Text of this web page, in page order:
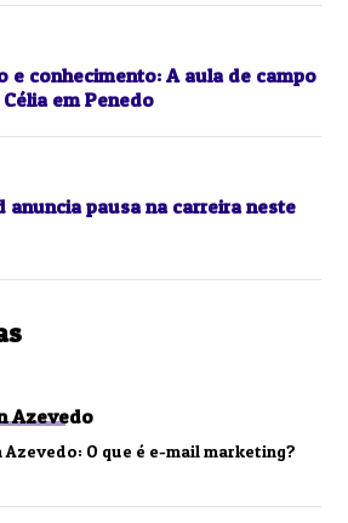
e conhecimento: A aula de campo
em Penedo
anuncia pausa na carreira neste
Azevedo
Azevedo: O que é e-mail marketing?